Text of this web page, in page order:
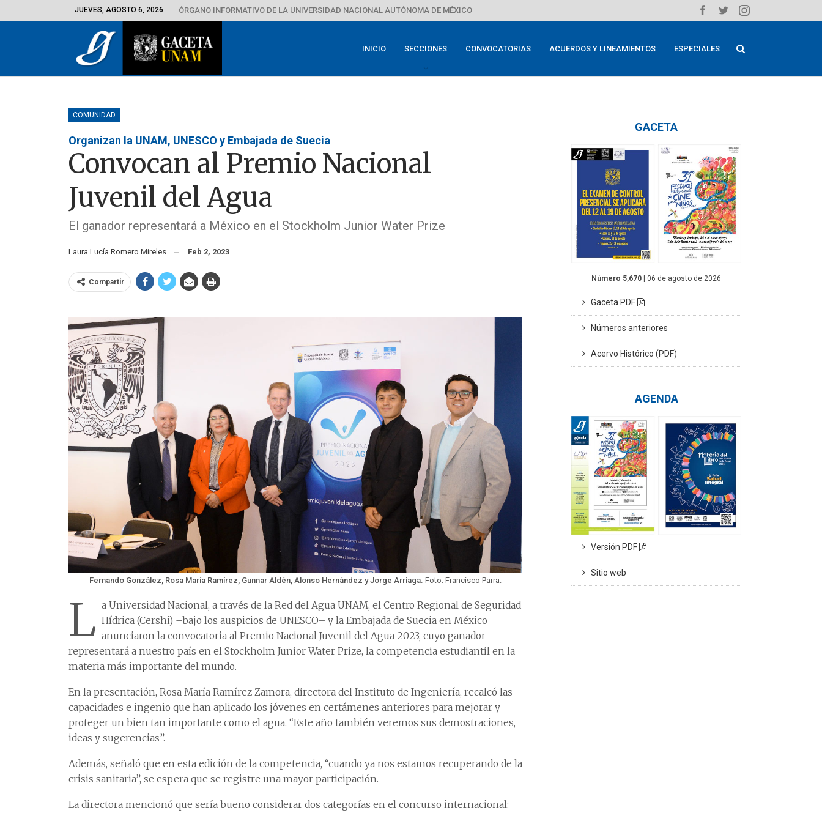
JUEVES, AGOSTO 6, 2026 ÓRGANO INFORMATIVO DE LA UNIVERSIDAD NACIONAL AUTÓNOMA DE MÉXICO
INICIO SECCIONES CONVOCATORIAS ACUERDOS Y LINEAMIENTOS ESPECIALES
COMUNIDAD
Organizan la UNAM, UNESCO y Embajada de Suecia
Convocan al Premio Nacional
Juvenil del Agua
El ganador representará a México en el Stockholm Junior Water Prize
Laura Lucía Romero Mireles Feb 2, 2023
Compartir
Fernando González, Rosa María Ramírez, Gunnar Aldén, Alonso Hernández y Jorge Arriaga.Foto: Francisco Parra.
L a Universidad Nacional, a través de la Red del Agua UNAM, el Centro Regional de Seguridad
Hídrica (Cershi) –bajo los auspicios de UNESCO– y la Embajada de Suecia en México
anunciaron la convocatoria al Premio Nacional Juvenil del Agua 2023, cuyo ganador
representará a nuestro país en el Stockholm Junior Water Prize, la competencia estudiantil en la
materia más importante del mundo.
En la presentación, Rosa María Ramírez Zamora, directora del Instituto de Ingeniería, recalcó las
capacidades e ingenio que han aplicado los jóvenes en certámenes anteriores para mejorar y
proteger un bien tan importante como el agua. “Este año también veremos sus demostraciones,
ideas y sugerencias”.
Además, señaló que en esta edición de la competencia, “cuando ya nos estamos recuperando de la
crisis sanitaria”, se espera que se registre una mayor participación.
La directora mencionó que sería bueno considerar dos categorías en el concurso internacional:
GACETA
Número 5,670 | 06 de agosto de 2026
Gaceta PDF
Números anteriores
Acervo Histórico (PDF)
AGENDA
Versión PDF
Sitio web